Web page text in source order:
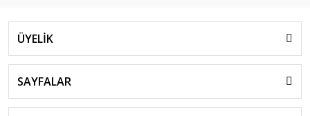
ÜYELİK
SAYFALAR